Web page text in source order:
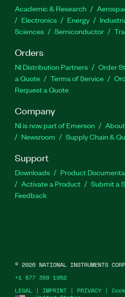
Academic & Research
Electronics
Energy
Sciences
Semiconductor
Orders
NI Distribution Partners Order
a Quote
Terms of Service
Request a Quote
Company
NI is now part of Emerson About
Newsroom
Supply Chain &
Support
Downloads Product
Activate a Product
Submit a
Feedback
LEGAL | IMPRINT | PRIVACY |
© 2026 NATIONAL INSTRUMENTS
+1 877 388 1952